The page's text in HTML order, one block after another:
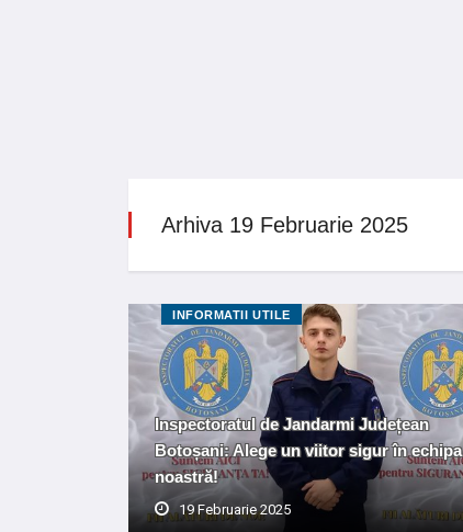
Arhiva 19 Februarie 2025
INFORMATII UTILE
Inspectoratul de Jandarmi Județean
Botoșani: Alege un viitor sigur în echipa
noastră!
19 Februarie 2025